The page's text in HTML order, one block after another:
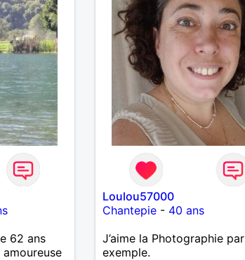
62 ans
Loulou57000
Chantepie- 40 ans
J’aime la Photographie par
exemple.